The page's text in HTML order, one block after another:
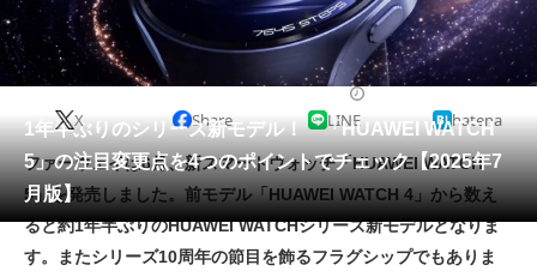
スポーツ・レジャー スマホ・携帯電話
パソコン・タブレット ファッション
ペット 家電
工具・DIY 本・DVD・CD
生活家電 生活用品
空調・季節家電 美容・コスメ
1年半ぶりのシリーズ新モデル！ 「HUAWEI WATCH
5」の注目変更点を4つのポイントでチェック【2025年7
月版】
X Share LINE hatena
ファーウェイは6月、新スマートウォッチ「HUAWEI WATCH
5」を発売しました。前モデル「HUAWEI WATCH 4」から数え
ると約1年半ぶりのHUAWEI WATCHシリーズ新モデルとなりま
す。またシリーズ10周年の節目を飾るフラグシップでもありま